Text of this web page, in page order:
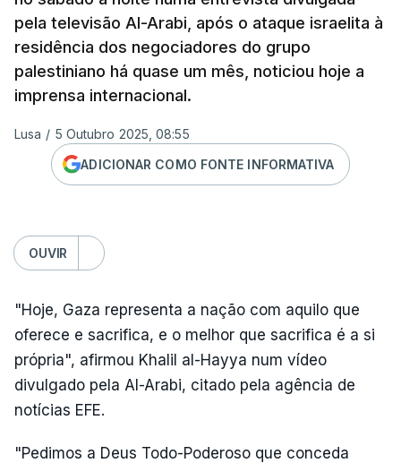
pela televisão Al-Arabi, após o ataque israelita à
residência dos negociadores do grupo
palestiniano há quase um mês, noticiou hoje a
imprensa internacional.
Lusa / 5 Outubro 2025, 08:55
ADICIONAR COMO FONTE INFORMATIVA
OUVIR
"Hoje, Gaza representa a nação com aquilo que
oferece e sacrifica, e o melhor que sacrifica é a si
própria", afirmou Khalil al-Hayya num vídeo
divulgado pela Al-Arabi, citado pela agência de
notícias EFE.
"Pedimos a Deus Todo-Poderoso que conceda